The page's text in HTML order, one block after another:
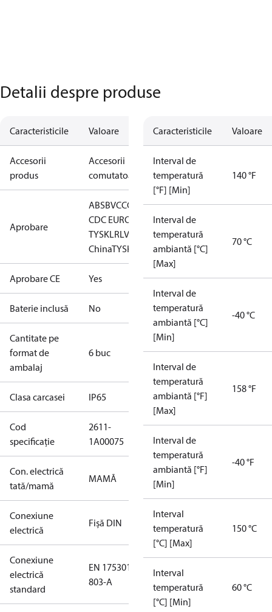
Detalii despre produse
Caracteristicile Valoare
Accesorii
produs
Accesorii
comutatoare
Aprobare
ABSBVCCC CCSCEDNVEACGLKRSLLC
CDC EURO-
TYSKLRLVD NKKRINARMRSRoHS
ChinaTYSK
Aprobare CE Yes
Baterie inclusă No
Cantitate pe
format de
ambalaj
6 buc
Clasa carcasei IP65
Cod
specificație
2611-
1A00075
Con. electrică
tată/mamă
MAMĂ
Conexiune
electrică
Fişă DIN
Conexiune
electrică
standard
EN 175301-
803-A
Caracteristicile Valoare
Interval de
temperatură
[°F] [Min]
140 °F
Interval de
temperatură
ambiantă [°C]
[Max]
70 °C
Interval de
temperatură
ambiantă [°C]
[Min]
-40 °C
Interval de
temperatură
ambiantă [°F]
[Max]
158 °F
Interval de
temperatură
ambiantă [°F]
[Min]
-40 °F
Interval
temperatură
[°C] [Max]
150 °C
Interval
temperatură
[°C] [Min]
60 °C